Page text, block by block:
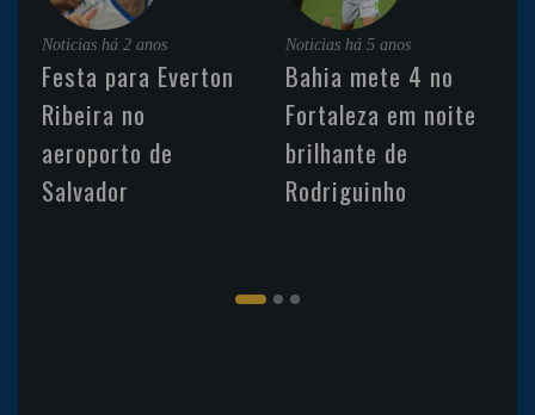
Noticias há 2 anos
Festa para Everton
Ribeira no
aeroporto de
Salvador
Noticias há 5 anos
Bahia mete 4 no
Fortaleza em noite
brilhante de
Rodriguinho